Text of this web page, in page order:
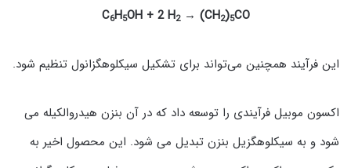
C6H5OH + 2 H2→ (CH2)5CO
این فرآیند همچنین می‌تواند برای تشکیل سیکلوهگزانول تنظیم شود.
اکسون موبیل فرآیندی را توسعه داد که در آن بنزن هیدروالکیله می
شود و به سیکلوهگزیل بنزن تبدیل می شود. این محصول اخیر به